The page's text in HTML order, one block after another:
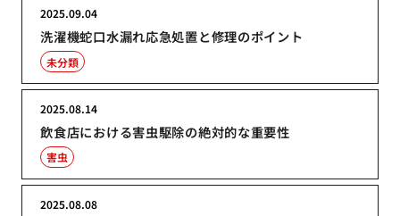
洗濯機蛇口水漏れ応急処置と修理のポイント
2025.09.04
未分類
飲食店における害虫駆除の絶対的な重要性
2025.08.14
害虫
2025.08.08